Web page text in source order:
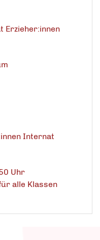
Erzieher:innen
Internat
Uhr
alle Klassen